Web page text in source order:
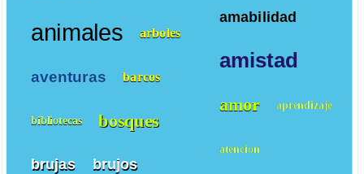
amabilidad
amistad
amor aprendizaje
atencion
animales arboles
aventuras barcos
bibliotecas bosques
brujas brujos